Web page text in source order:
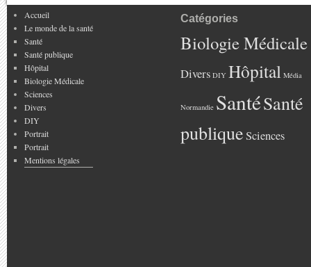
Accueil
Le monde de la santé
Santé
Santé publique
Hôpital
Biologie Médicale
Sciences
Divers
DIY
Portrait
Portrait
Mentions légales
Catégories
Biologie Médicale
Divers DIY Hôpital Média
Normandie SantéSanté
publiqueSciences